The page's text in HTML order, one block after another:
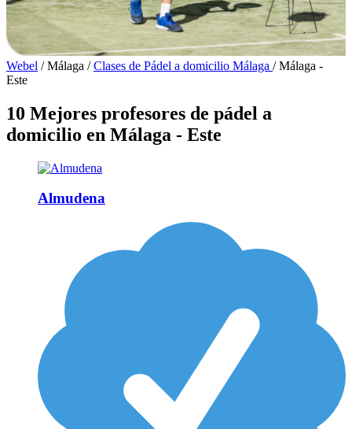
Webel / Málaga / Clases de Pádel a domicilio Málaga / Málaga -
Este
10 Mejores profesores de pádel a
domicilio en Málaga - Este
Almudena